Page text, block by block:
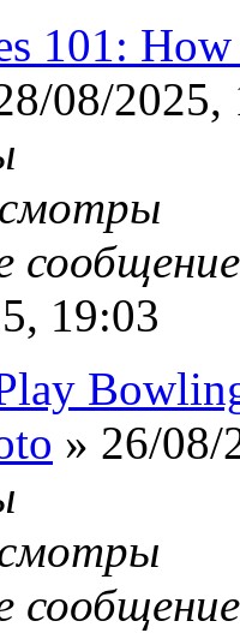
101:
08/2025,
19:03
» 26/08/